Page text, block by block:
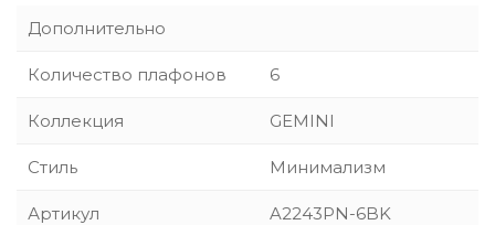
Дополнительно
Количество плафонов 6
Коллекция GEMINI
Стиль Минимализм
Артикул A2243PN-6BK